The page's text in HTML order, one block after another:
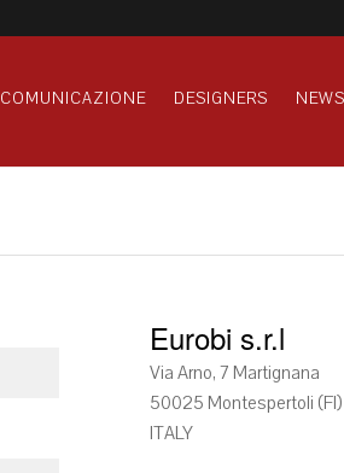
COMUNICAZIONE DESIGNERS NEWS
Eurobi s.r.l
Via Arno, 7 Martignana
50025 Montespertoli (FI)
ITALY